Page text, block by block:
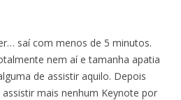
saí com menos de 5 minutos.
nem aí e tamanha apatia
de assistir aquilo. Depois
mais nenhum Keynote por